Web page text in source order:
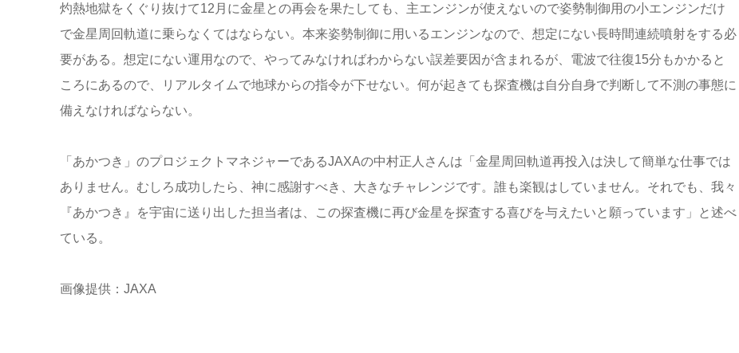
灼熱地獄をくぐり抜けて12月に金星との再会を果たしても、主エンジンが使えないので姿勢制御用の小エンジンだけ
で金星周回軌道に乗らなくてはならない。本来姿勢制御に用いるエンジンなので、想定にない長時間連続噴射をする必
要がある。想定にない運用なので、やってみなければわからない誤差要因が含まれるが、電波で往復15分もかかると
ころにあるので、リアルタイムで地球からの指令が下せない。何が起きても探査機は自分自身で判断して不測の事態に
備えなければならない。
「あかつき」のプロジェクトマネジャーであるJAXAの中村正人さんは「金星周回軌道再投入は決して簡単な仕事では
ありません。むしろ成功したら、神に感謝すべき、大きなチャレンジです。誰も楽観はしていません。それでも、我々
『あかつき』を宇宙に送り出した担当者は、この探査機に再び金星を探査する喜びを与えたいと願っています」と述べ
ている。
画像提供：JAXA